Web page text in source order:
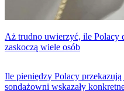
Aż trudno uwierzyć, ile Polacy
zaskoczą wiele osób
Ile pieniędzy Polacy
sondażowni wskazały